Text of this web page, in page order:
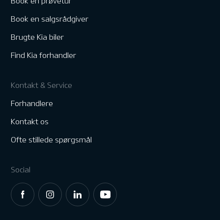
Book en salgsrådgiver
Brugte Kia biler
Find Kia forhandler
Kontakt & Service
Forhandlere
Kontakt os
Ofte stillede spørgsmål
Social